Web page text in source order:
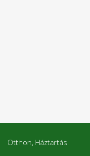
Otthon, Háztartás